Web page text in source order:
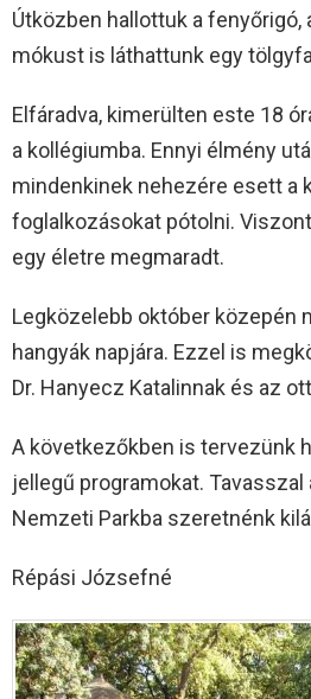
Útközben hallottuk a fenyőrigó,
mókust is láthattunk egy
Elfáradva, kimerülten este 18
a kollégiumba. Ennyi élmény
mindenkinek nehezére esett a
foglalkozásokat pótolni.
egy életre megmaradt.
Legközelebb október közepén
hangyák napjára. Ezzel is
Dr. Hanyecz Katalinnak és az
A következőkben is tervezünk
jellegű programokat. Tavasszal
Nemzeti Parkba szeretnénk
Répási Józsefné